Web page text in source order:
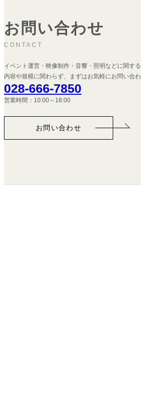
お問い合わせ
CONTACT
イベント運営・映像制作・音響・照明などに関す
内容や規模に関わらず、まずはお気軽にお問い合わ
028-666-7850
営業時間：10:00～18:00
お問い合わせ